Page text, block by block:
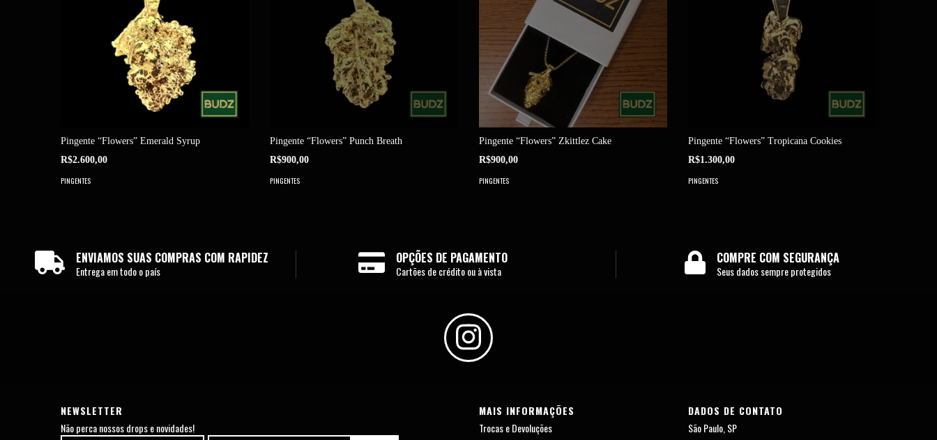
Pingente “Flowers” Emerald Syrup
R$2.600,00
PINGENTES
Pingente “Flowers” Punch Breath
R$900,00
PINGENTES
Pingente “Flowers” Zkittlez Cake
R$900,00
PINGENTES
Pingente “Flowers” Tropicana Cookies
R$1.300,00
PINGENTES
ENVIAMOS SUAS COMPRAS COM RAPIDEZ
Entrega em todo o país
OPÇÕES DE PAGAMENTO
Cartões de crédito ou à vista
COMPRE COM SEGURANÇA
Seus dados sempre protegidos
NEWSLETTER
Não perca nossos drops e novidades!
MAIS INFORMAÇÕES
Trocas e Devoluções
DADOS DE CONTATO
São Paulo, SP